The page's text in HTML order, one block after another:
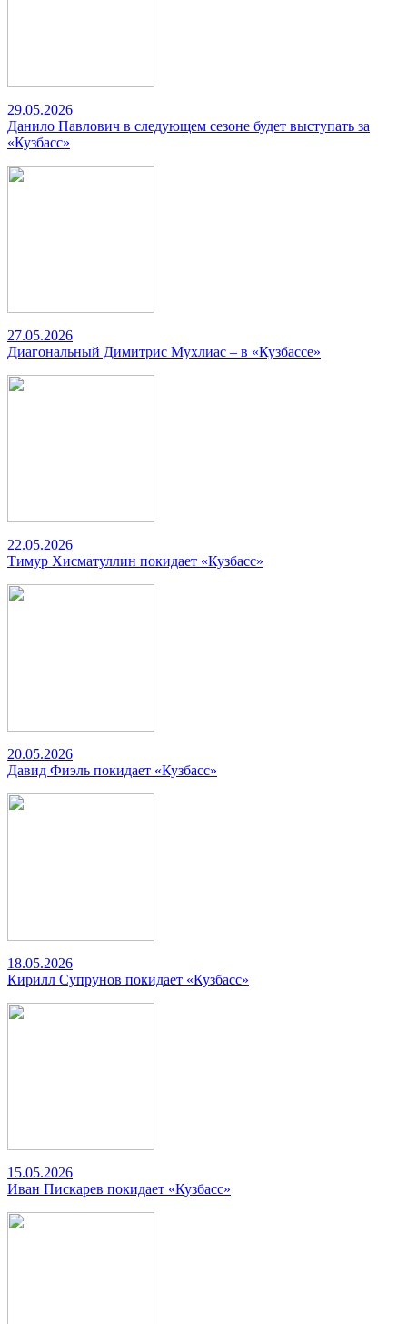
29.05.2026
Данило Павлович в следующем сезоне будет выступать за
«Кузбасс»
27.05.2026
Диагональный Димитрис Мухлиас – в «Кузбассе»
22.05.2026
Тимур Хисматуллин покидает «Кузбасс»
20.05.2026
Давид Фиэль покидает «Кузбасс»
18.05.2026
Кирилл Супрунов покидает «Кузбасс»
15.05.2026
Иван Пискарев покидает «Кузбасс»